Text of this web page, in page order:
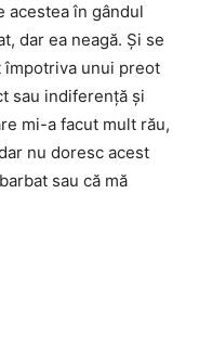
acestea în gândul
dar ea neagă. Şi se
împotriva unui preot
sau indiferenţă şi
mi-a facut mult rău,
nu doresc acest
sau că mă